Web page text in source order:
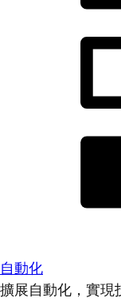
自動化
擴展自動化，實現